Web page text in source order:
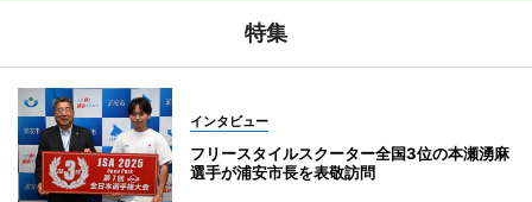
特集
インタビュー
フリースタイルスクーター全国3位の本瀬湧麻
選手が浦安市長を表敬訪問